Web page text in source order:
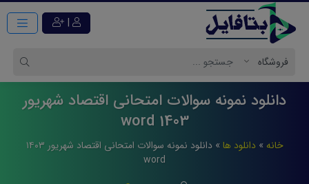
|
دانلود نمونه سوالات امتحانی اقتصاد شهریور
1403 word
خانه »دانلود ها »
دانلود نمونه سوالات امتحانی اقتصاد شهریور ۱۴۰۳
word